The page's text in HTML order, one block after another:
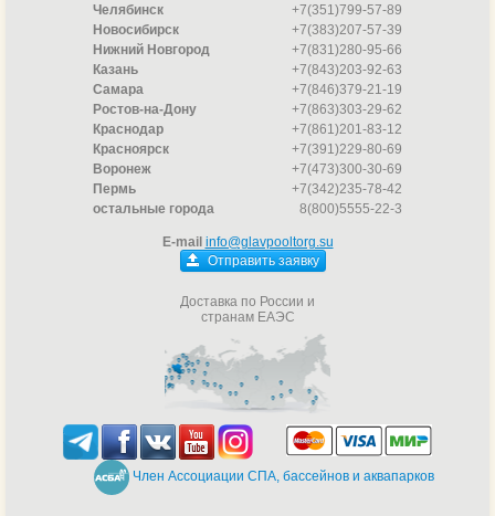
Челябинск
+7(351)799-57-89
Новосибирск
+7(383)207-57-39
Нижний Новгород
+7(831)280-95-66
Казань
+7(843)203-92-63
Самара
+7(846)379-21-19
Ростов-на-Дону
+7(863)303-29-62
Краснодар
+7(861)201-83-12
Красноярск
+7(391)229-80-69
Воронеж
+7(473)300-30-69
Пермь
+7(342)235-78-42
остальные города
8(800)5555-22-3
E-mail info@glavpooltorg.su
Отправить заявку
Доставка по России и
странам ЕАЭС
Член Ассоциации СПА, бассейнов и аквапарков